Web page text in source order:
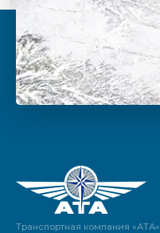
Транспортная компания «АТА»,